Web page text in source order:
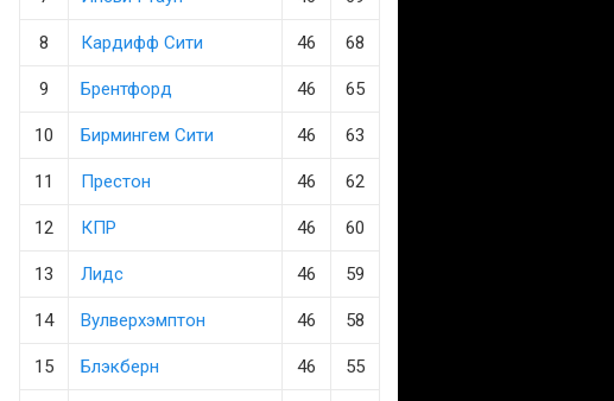
8 Кардифф Сити 46 68
9 Брентфорд 46 65
10 Бирмингем Сити 46 63
11 Престон 46 62
12 КПР 46 60
13 Лидс 46 59
14 Вулверхэмптон 46 58
15 Блэкберн 46 55